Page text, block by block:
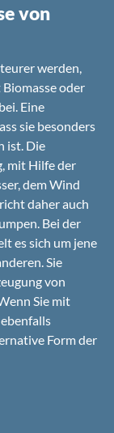
von
werden,
oder
Eine
sie besonders
ist. Die
mit Hilfe der
dem Wind
daher auch
Bei der
es sich um jene
Sie
von
Sie mit
Form der